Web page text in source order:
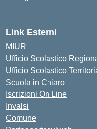
Link Esterni
MIUR
Ufficio Scolastico
Ufficio Scolastico
Scuola in Chiaro
Iscrizioni On Line
Invalsi
Comune